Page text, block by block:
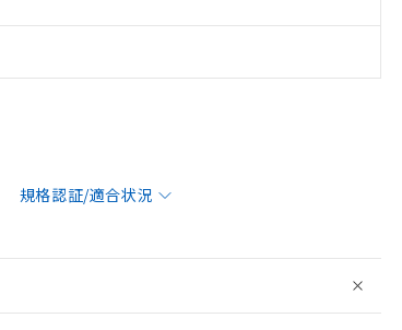
規格認証/適合状況